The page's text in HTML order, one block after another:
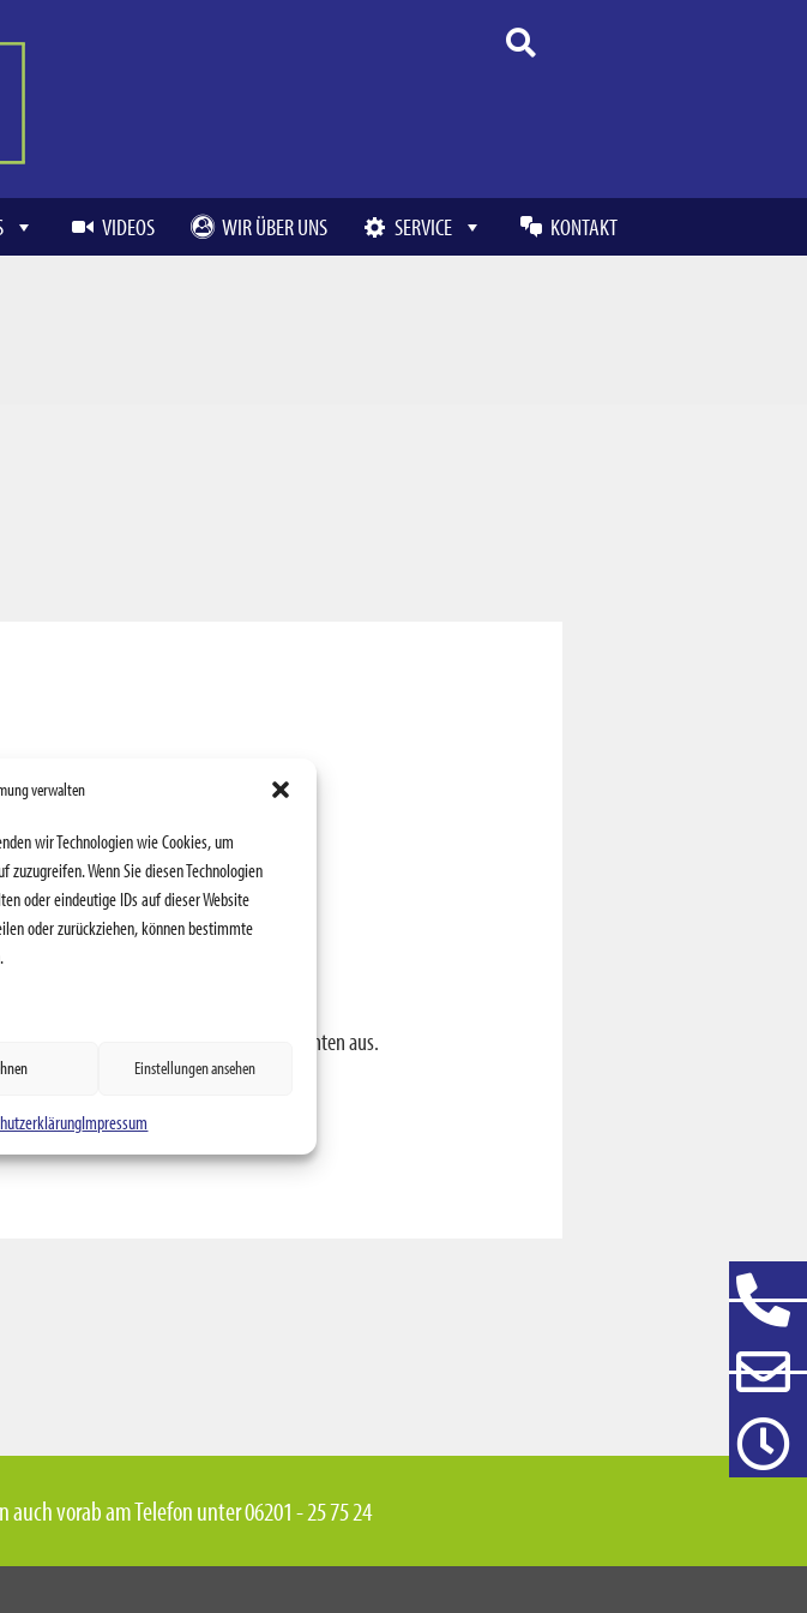
verwalten
wir Technologien wie Cookies, um
Wenn Sie diesen Technologien
oder eindeutige IDs auf dieser Website
oder zurückziehen, können bestimmte
Einstellungen ansehen
Impressum
VIDEOS WIR ÜBER UNS SERVICE KONTAKT
die Sie über Papypal anwenden möchten aus.
vorab am Telefon unter 06201 - 25 75 24